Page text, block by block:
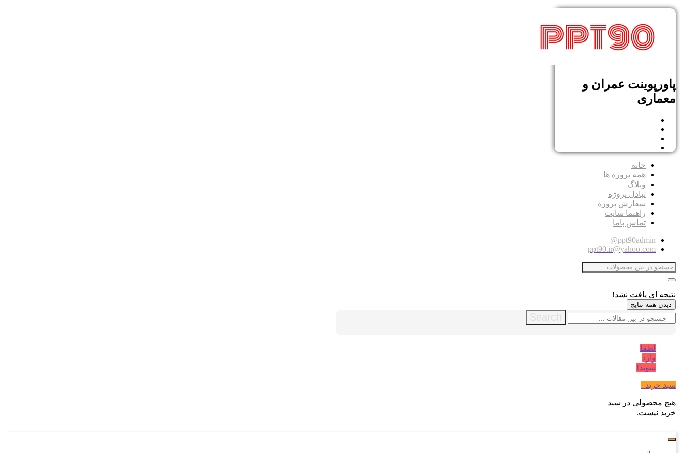
پاورپوینت عمران و
معماری
خانه
همه پروژه ها
وبلاگ
تبادل پروژه
سفارش پروژه
راهنما سایت
تماس باما
ppt90admin@
ppt90.ir@yahoo.com
نتیجه ای یافت نشد!
دیدن همه نتایج
Search
لطفا
وارد
شوید!
سبد خرید
هیچ محصولی در سبد
خرید نیست.